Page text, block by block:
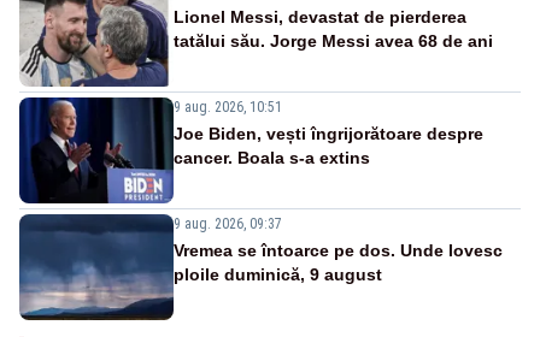
Lionel Messi, devastat de pierderea
tatălui său. Jorge Messi avea 68 de ani
9 aug. 2026, 10:51
Joe Biden, vești îngrijorătoare despre
cancer. Boala s-a extins
9 aug. 2026, 09:37
Vremea se întoarce pe dos. Unde lovesc
ploile duminică, 9 august